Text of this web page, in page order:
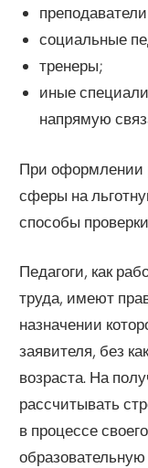
социальные
тренеры;
иные
напрямую
При оформлении
сферы на
способы
Педагоги, как
труда, имеют
назначении
заявителя, без
возраста. На
рассчитывать
в процессе